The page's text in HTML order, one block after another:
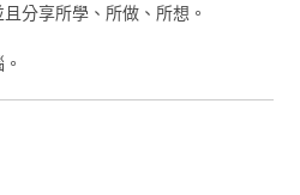
分享所學、所做、所想。